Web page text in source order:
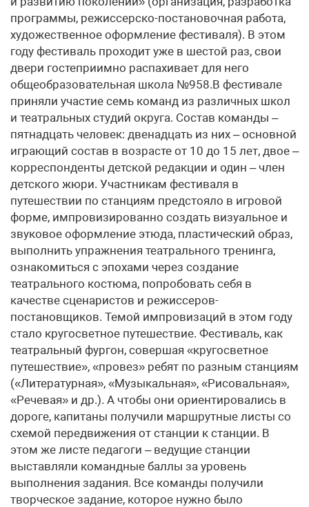
программы, режиссерско-постановочная работа,
художественное оформление фестиваля). В этом
году фестиваль проходит уже в шестой раз, свои
двери гостеприимно распахивает для него
общеобразовательная школа №958.В фестивале
приняли участие семь команд из различных школ
и театральных студий округа. Состав команды –
пятнадцать человек: двенадцать из них – основной
играющий состав в возрасте от 10 до 15 лет, двое –
корреспонденты детской редакции и один – член
детского жюри. Участникам фестиваля в
путешествии по станциям предстояло в игровой
форме, импровизированно создать визуальное и
звуковое оформление этюда, пластический образ,
выполнить упражнения театрального тренинга,
ознакомиться с эпохами через создание
театрального костюма, попробовать себя в
качестве сценаристов и режиссеров-
постановщиков. Темой импровизаций в этом году
стало кругосветное путешествие. Фестиваль, как
театральный фургон, совершая «кругосветное
путешествие», «провез» ребят по разным станциям
(«Литературная», «Музыкальная», «Рисовальная»,
«Речевая» и др.). А чтобы они ориентировались в
дороге, капитаны получили маршрутные листы со
схемой передвижения от станции к станции. В
этом же листе педагоги – ведущие станции
выставляли командные баллы за уровень
выполнения задания. Все команды получили
творческое задание, которое нужно было